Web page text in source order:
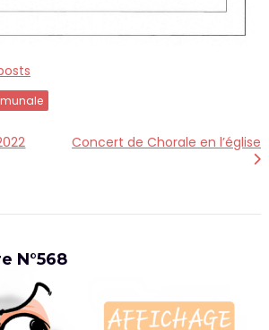
Concert de Chorale en l’église
N°568